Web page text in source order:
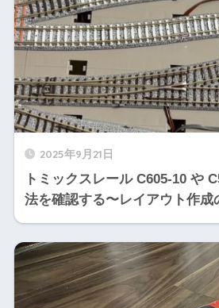
2025年9月21日
トミックスレール C605-10 や
法を確認する〜レイアウト作成